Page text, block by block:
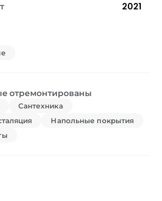
2021
отремонтированы
Сантехника
Напольные покрытия